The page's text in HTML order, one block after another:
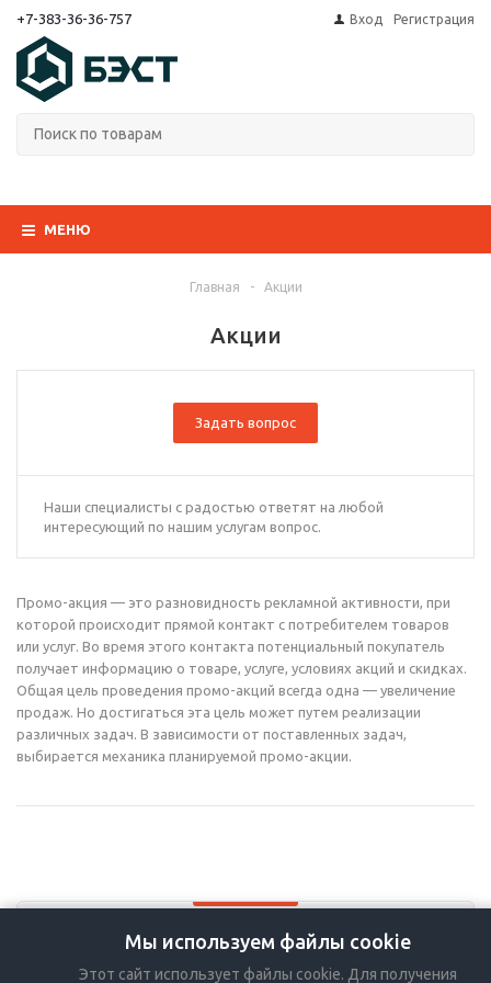
+7-383-36-36-757 Вход Регистрация
МЕНЮ
Главная - Акции
Акции
Задать вопрос
Наши специалисты с радостью ответят на любой
интересующий по нашим услугам вопрос.
Промо-акция — это разновидность рекламной активности, при
которой происходит прямой контакт с потребителем товаров
или услуг. Во время этого контакта потенциальный покупатель
получает информацию о товаре, услуге, условиях акций и скидках.
Общая цель проведения промо-акций всегда одна — увеличение
продаж. Но достигаться эта цель может путем реализации
различных задач. В зависимости от поставленных задач,
выбирается механика планируемой промо-акции.
+7-383-36-36-757
Мы используем файлы cookie
Этот сайт использует файлы cookie. Для получения